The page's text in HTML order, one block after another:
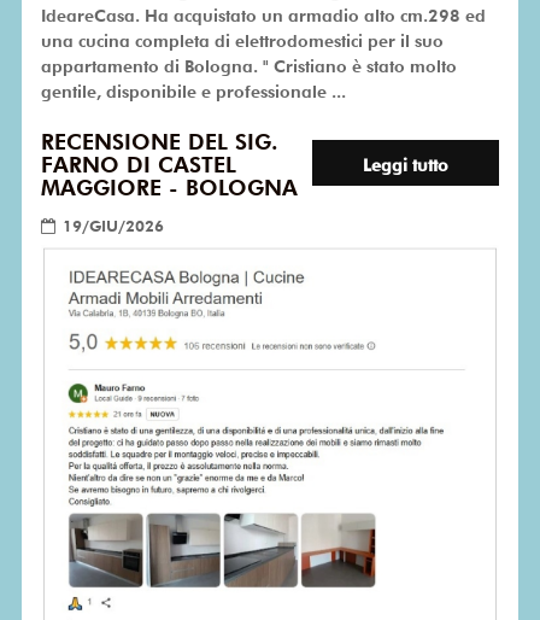
IdeareCasa. Ha acquistato un armadio alto cm.298 ed
una cucina completa di elettrodomestici per il suo
appartamento di Bologna. " Cristiano è stato molto
gentile, disponibile e professionale ...
Leggi tutto
RECENSIONE DEL SIG.
FARNO DI CASTEL
MAGGIORE - BOLOGNA
19/GIU/2026